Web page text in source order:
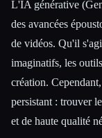
L'IA générative
des avancées
de vidéos. Qu'il
imaginatifs, les
création.
persistant : trouver
et de haute qualité